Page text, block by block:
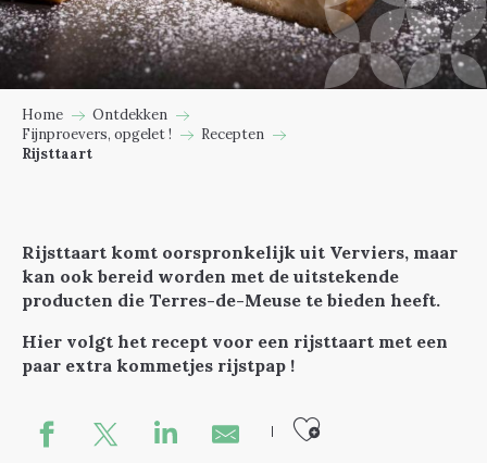
Home
Ontdekken
Fijnproevers, opgelet !
Recepten
Rijsttaart
Rijsttaart komt oorspronkelijk uit Verviers, maar
kan ook bereid worden met de uitstekende
producten die Terres-de-Meuse te bieden heeft.
Hier volgt het recept voor een rijsttaart met een
paar extra kommetjes rijstpap !
Ajouter